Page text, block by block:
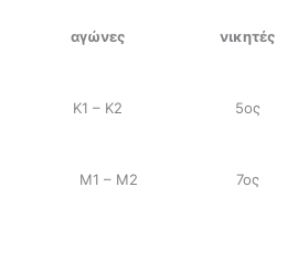
αγώνες νικητές
Κ1 – Κ2 5ος
Μ1 – Μ2 7ος